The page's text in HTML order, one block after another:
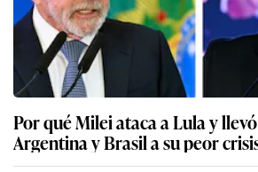
Por qué Milei ataca a Lula y
Argentina y Brasil a su peor